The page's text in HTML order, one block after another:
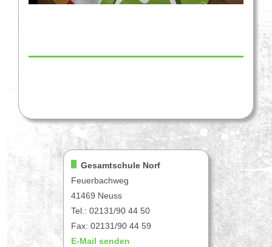
Gesamtschule Norf
Feuerbachweg
41469 Neuss
Tel.: 02131/90 44 50
Fax: 02131/90 44 59
E-Mail senden